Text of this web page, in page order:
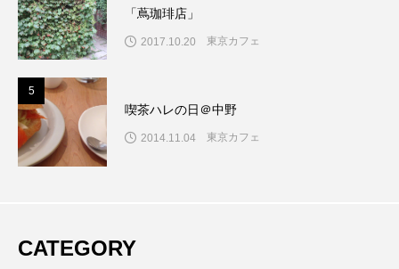
「蔦珈琲店」
2017.10.20 東京カフェ
5
喫茶ハレの日＠中野
2014.11.04 東京カフェ
CATEGORY